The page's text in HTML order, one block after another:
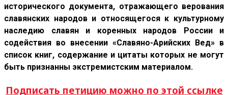
исторического документа, отражающего верования
славянских народов и относящегося к культурному
наследию славян и коренных народов России и
содействия во внесении «Славяно-Арийских Вед» в
список книг, содержание и цитаты которых не могут
быть признанны экстремистским материалом.
Подписать петицию можно по этой ссылке